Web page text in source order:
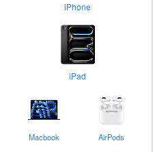
iPhone
iPad
Macbook AirPods